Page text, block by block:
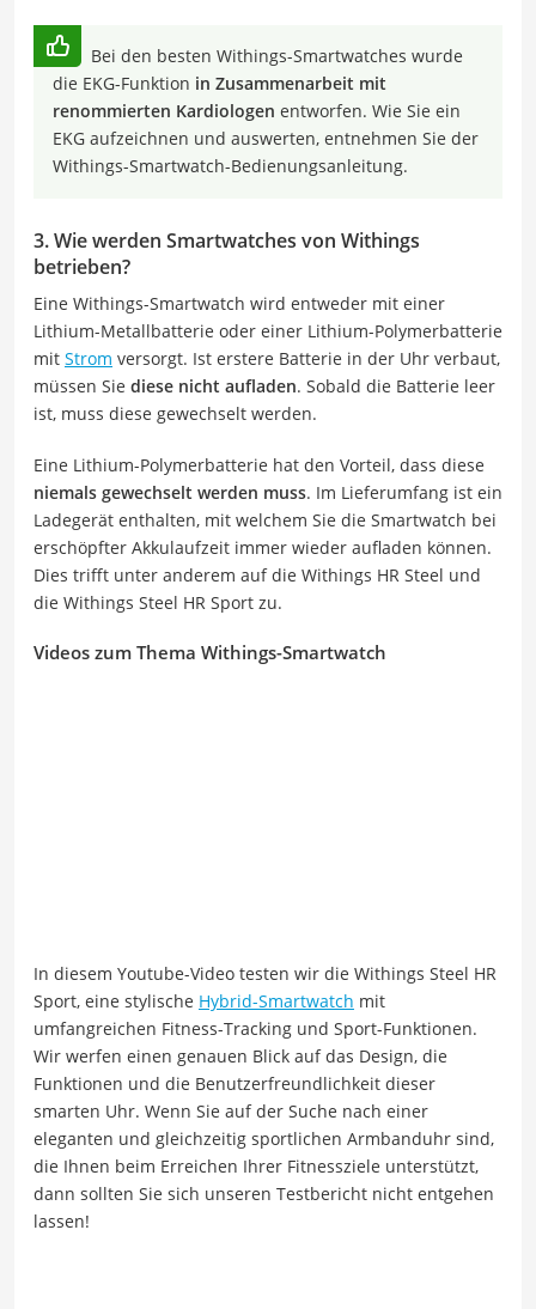
Bei den besten Withings-Smartwatches wurde
die EKG-Funktion in Zusammenarbeit mit
renommierten Kardiologen entworfen. Wie Sie ein
EKG aufzeichnen und auswerten, entnehmen Sie der
Withings-Smartwatch-Bedienungsanleitung.
3. Wie werden Smartwatches von Withings
betrieben?
Eine Withings-Smartwatch wird entweder mit einer
Lithium-Metallbatterie oder einer Lithium-Polymerbatterie
mit Strom versorgt. Ist erstere Batterie in der Uhr verbaut,
müssen Sie diese nicht aufladen. Sobald die Batterie leer
ist, muss diese gewechselt werden.
Eine Lithium-Polymerbatterie hat den Vorteil, dass diese
niemals gewechselt werden muss. Im Lieferumfang ist ein
Ladegerät enthalten, mit welchem Sie die Smartwatch bei
erschöpfter Akkulaufzeit immer wieder aufladen können.
Dies trifft unter anderem auf die Withings HR Steel und
die Withings Steel HR Sport zu.
Videos zum Thema Withings-Smartwatch
In diesem Youtube-Video testen wir die Withings Steel HR
Sport, eine stylische Hybrid-Smartwatch mit
umfangreichen Fitness-Tracking und Sport-Funktionen.
Wir werfen einen genauen Blick auf das Design, die
Funktionen und die Benutzerfreundlichkeit dieser
smarten Uhr. Wenn Sie auf der Suche nach einer
eleganten und gleichzeitig sportlichen Armbanduhr sind,
die Ihnen beim Erreichen Ihrer Fitnessziele unterstützt,
dann sollten Sie sich unseren Testbericht nicht entgehen
lassen!